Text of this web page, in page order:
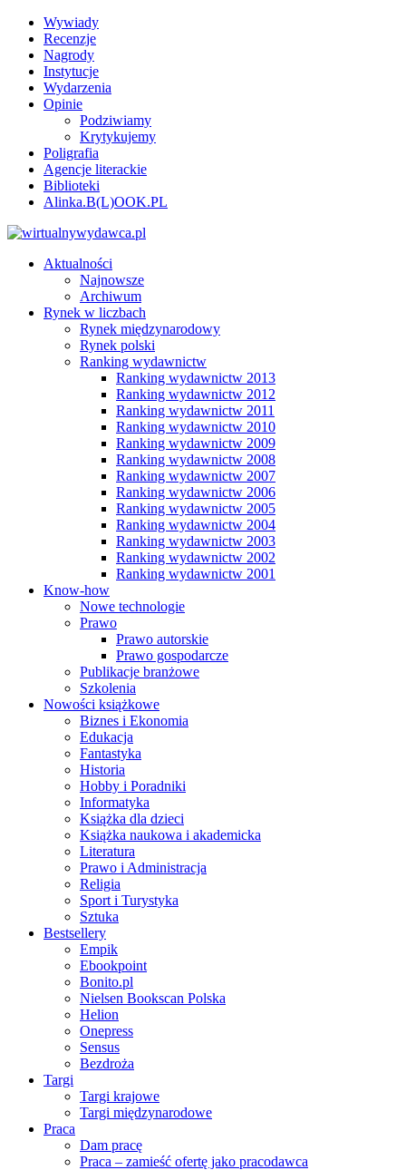
Wywiady
Recenzje
Nagrody
Instytucje
Wydarzenia
Opinie
Podziwiamy
Krytykujemy
Poligrafia
Agencje literackie
Biblioteki
Alinka.B(L)OOK.PL
Aktualności
Najnowsze
Archiwum
Rynek w liczbach
Rynek międzynarodowy
Rynek polski
Ranking wydawnictw
Ranking wydawnictw 2013
Ranking wydawnictw 2012
Ranking wydawnictw 2011
Ranking wydawnictw 2010
Ranking wydawnictw 2009
Ranking wydawnictw 2008
Ranking wydawnictw 2007
Ranking wydawnictw 2006
Ranking wydawnictw 2005
Ranking wydawnictw 2004
Ranking wydawnictw 2003
Ranking wydawnictw 2002
Ranking wydawnictw 2001
Know-how
Nowe technologie
Prawo
Prawo autorskie
Prawo gospodarcze
Publikacje branżowe
Szkolenia
Nowości książkowe
Biznes i Ekonomia
Edukacja
Fantastyka
Historia
Hobby i Poradniki
Informatyka
Książka dla dzieci
Książka naukowa i akademicka
Literatura
Prawo i Administracja
Religia
Sport i Turystyka
Sztuka
Bestsellery
Empik
Ebookpoint
Bonito.pl
Nielsen Bookscan Polska
Helion
Onepress
Sensus
Bezdroża
Targi
Targi krajowe
Targi międzynarodowe
Praca
Dam pracę
Praca – zamieść ofertę jako pracodawca